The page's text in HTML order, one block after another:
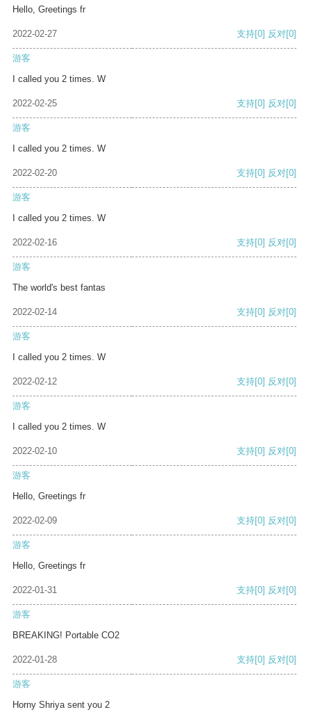
Hello, Greetings fr
2022-02-27 支持[0] 反对[0]
游客
I called you 2 times. W
2022-02-25 支持[0] 反对[0]
游客
I called you 2 times. W
2022-02-20 支持[0] 反对[0]
游客
I called you 2 times. W
2022-02-16 支持[0] 反对[0]
游客
The world's best fantas
2022-02-14 支持[0] 反对[0]
游客
I called you 2 times. W
2022-02-12 支持[0] 反对[0]
游客
I called you 2 times. W
2022-02-10 支持[0] 反对[0]
游客
Hello, Greetings fr
2022-02-09 支持[0] 反对[0]
游客
Hello, Greetings fr
2022-01-31 支持[0] 反对[0]
游客
BREAKING! Portable CO2
2022-01-28 支持[0] 反对[0]
游客
Horny Shriya sent you 2